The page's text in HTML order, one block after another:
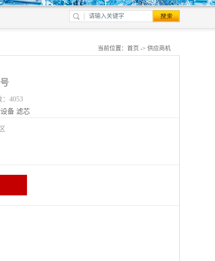
当前位置： 首页 -> 供应商机
4053
备 滤芯